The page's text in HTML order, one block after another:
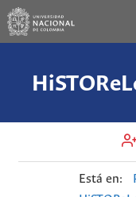
Está en: